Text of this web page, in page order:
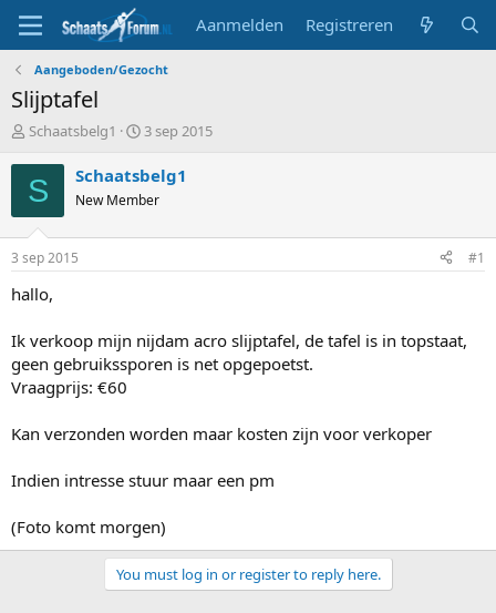
Aanmelden Registreren
Aangeboden/Gezocht
Slijptafel
T
p
i
s
a
r
r
Schaatsbelg1
S
a
t
t
3 sep 2015
S Schaatsbelg1
New Member
3 sep 2015 #1
hallo,
Ik verkoop mijn nijdam acro slijptafel, de tafel is in topstaat,
geen gebruikssporen is net opgepoetst.
Vraagprijs: €60
Kan verzonden worden maar kosten zijn voor verkoper
Indien intresse stuur maar een pm
(Foto komt morgen)
You must log in or register to reply here.